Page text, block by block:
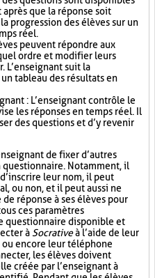
que la réponse soit
progression des élèves sur un
réel.
peuvent répondre aux
ordre et modifier leurs
L’enseignant suit la
tableau des résultats en
: L’enseignant contrôle le
les réponses en temps réel. Il
des questions et d’y revenir
de fixer d’autres
questionnaire. Notamment, il
leur nom, il peut
ou non, et il peut aussi ne
réponse à ses élèves pour
ces paramètres
questionnaire disponible et
à Socrativeà l’aide de leur
encore leur téléphone
les élèves doivent
créée par l’enseignant à